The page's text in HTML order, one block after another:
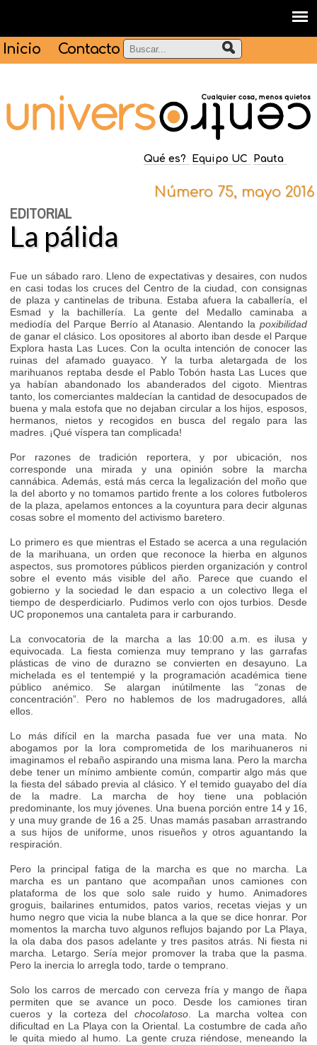
Inicio Contacto
Qué es? Equipo UC Pauta
Número 75, mayo 2016
EDITORIAL
La pálida
Fue un sábado raro. Lleno de expectativas y desaires, con nudos
en casi todas los cruces del Centro de la ciudad, con consignas
de plaza y cantinelas de tribuna. Estaba afuera la caballería, el
Esmad y la bachillería. La gente del Medallo caminaba a
mediodía del Parque Berrío al Atanasio. Alentando la poxibilidad
de ganar el clásico. Los opositores al aborto iban desde el Parque
Explora hasta Las Luces. Con la oculta intención de conocer las
ruinas del afamado guayaco. Y la turba aletargada de los
marihuanos reptaba desde el Pablo Tobón hasta Las Luces que
ya habían abandonado los abanderados del cigoto. Mientras
tanto, los comerciantes maldecían la cantidad de desocupados de
buena y mala estofa que no dejaban circular a los hijos, esposos,
hermanos, nietos y recogidos en busca del regalo para las
madres. ¡Qué víspera tan complicada!
Por razones de tradición reportera, y por ubicación, nos
corresponde una mirada y una opinión sobre la marcha
cannábica. Además, está más cerca la legalización del moño que
la del aborto y no tomamos partido frente a los colores futboleros
de la plaza, apelamos entonces a la coyuntura para decir algunas
cosas sobre el momento del activismo baretero.
Lo primero es que mientras el Estado se acerca a una regulación
de la marihuana, un orden que reconoce la hierba en algunos
aspectos, sus promotores públicos pierden organización y control
sobre el evento más visible del año. Parece que cuando el
gobierno y la sociedad le dan espacio a un colectivo llega el
tiempo de desperdiciarlo. Pudimos verlo con ojos turbios. Desde
UC proponemos una cantaleta para ir carburando.
La convocatoria de la marcha a las 10:00 a.m. es ilusa y
equivocada. La fiesta comienza muy temprano y las garrafas
plásticas de vino de durazno se convierten en desayuno. La
michelada es el tentempié y la programación académica tiene
público anémico. Se alargan inútilmente las “zonas de
concentración”. Pero no hablemos de los madrugadores, allá
ellos.
Lo más difícil en la marcha pasada fue ver una mata. No
abogamos por la lora comprometida de los marihuaneros ni
imaginamos el rebaño aspirando una misma lana. Pero la marcha
debe tener un mínimo ambiente común, compartir algo más que
la fiesta del sábado previa al clásico. Y el temido guayabo del día
de la madre. La marcha de hoy tiene una población
predominante, los muy jóvenes. Una buena porción entre 14 y 16,
y una muy grande de 16 a 25. Unas mamás pasaban arrastrando
a sus hijos de uniforme, unos risueños y otros aguantando la
respiración.
Pero la principal fatiga de la marcha es que no marcha. La
marcha es un pantano que acompañan unos camiones con
plataforma de los que solo sale ruido y humo. Animadores
groguis, bailarines entumidos, patos varios, recetas viejas y un
humo negro que vicia la nube blanca a la que se dice honrar. Por
momentos la marcha tuvo algunos reflujos bajando por La Playa,
la ola daba dos pasos adelante y tres pasitos atrás. Ni fiesta ni
marcha. Letargo. Sería mejor promover la traba que la pasma.
Pero la inercia lo arregla todo, tarde o temprano.
Solo los carros de mercado con cerveza fría y mango de ñapa
permiten que se avance un poco. Desde los camiones tiran
cueros y la corteza del chocolatoso. La marcha voltea con
dificultad en La Playa con la Oriental. La costumbre de cada año
le quita miedo al humo. La gente cruza riéndose, meneando la